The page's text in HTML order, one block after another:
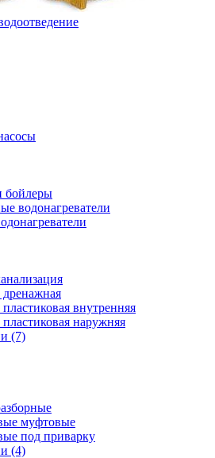
бойлеры
водонагреватели
внутренняя
наружняя
(7)
муфтовые
под приварку
(4)